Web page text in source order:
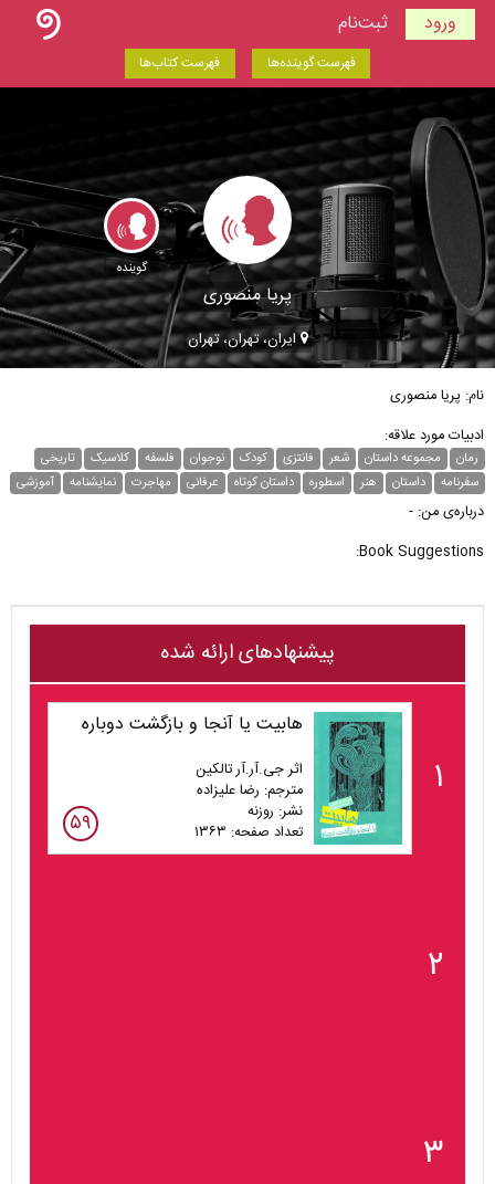
ورود ثبت‌نام
فهرست گوینده‌ها فهرست کتاب‌ها
گوینده
پریا منصوری
ایران، تهران، تهران
نام: پریا منصوری
ادبیات مورد علاقه:
رمان مجموعه داستان شعر فانتزی کودک نوجوان فلسفه کلاسیک
تاریخی
سفرنامه
داستان هنر اسطوره داستان کوتاه عرفانی مهاجرت نمایشنامه آموزشی
درباره‌ی من: -
Book Suggestions:
پیشنهادهای ارائه شده
۱
هابیت یا آنجا و بازگشت دوباره
اثر جی.آر.آر تالکین
مترجم: رضا علیزاده
نشر: روزنه
تعداد صفحه: ۱۳۶۳
۵۹
۲
۳